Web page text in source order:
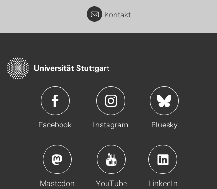
Kontakt
Facebook Instagram Bluesky
Mastodon YouTube LinkedIn